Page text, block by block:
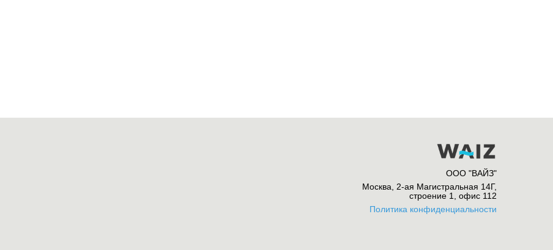
ООО "ВАЙЗ"
Москва, 2-ая Магистральная 14Г,
строение 1, офис 112
Политика конфиденциальности